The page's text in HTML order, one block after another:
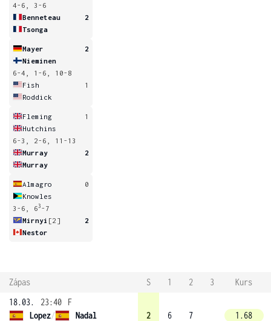
4-6, 3-6
Benneteau
2
Tsonga
Mayer
2
Nieminen
6-4, 1-6, 10-8
Fish
1
Roddick
Fleming
1
Hutchins
6-3, 2-6, 11-13
Murray
2
Murray
Almagro
0
Knowles
3-6, 63 -7
Mirnyi [2]
2
Nestor
Zápas S 1 2 3
Kurs
18.03.
23:40
F
Lopez/
Nadal
2
6
7
1.68